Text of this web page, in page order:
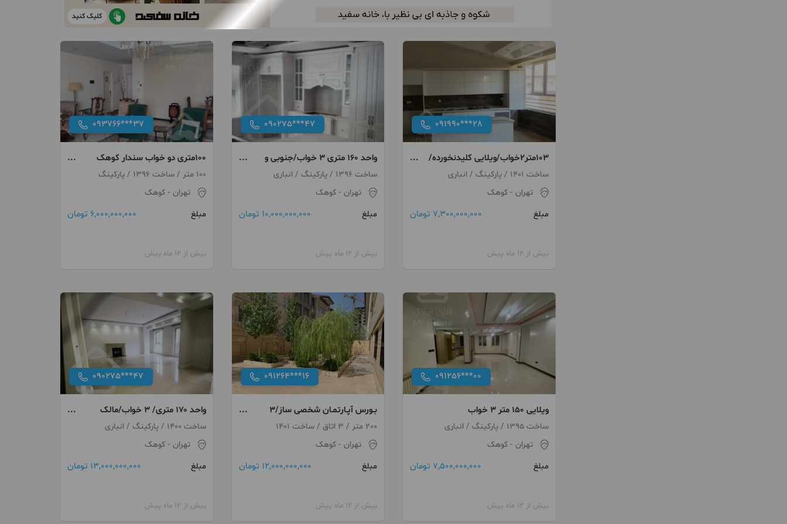
کلیک کنید
091990***28
۱۰۳متر۲خواب/ویلایی کلیدنخورده/
شخصی ساز/سند تک برگ
ساخت 1401 / پارکینگ / انباری
تهران - کوهک
مبلغ
7,300,000,000 تومان
بیش از 12 ماه پیش
090275***47
واحد ۱۶۰ متری ۳ خواب/جنوبی و
شمالی
ساخت 1396 / پارکینگ / انباری
تهران- کوهک
مبلغ
10,000,000,000 تومان
بیش از 12 ماه پیش
093766***37
100متری دو خواب سندار کوهک
شهرک راه آهن
100 متر / ساخت 1396 / پارکینگ
تهران - کوهک
مبلغ
6,000,000,000 تومان
بیش از 12 ماه پیش
091256***00
ویلایی ۱۵۰ متر ۳ خواب
ساخت 1395 / پارکینگ / انباری
تهران - کوهک
مبلغ
7,500,000,000 تومان
بیش از 12 ماه پیش
091264***16
بـورس آپـارتمـان شخصی ساز/3
طبقه/کوهک چیتگر
200 متر / 3 اتاق / ساخت 1401
تهران- کوهک
مبلغ
12,000,000,000 تومان
بیش از 12 ماه پیش
090275***47
واحد ۱۷۰ متری/ ۳ خواب/مالک
فروشنده واقعی
ساخت 1400 / پارکینگ / انباری
تهران - کوهک
مبلغ
13,000,000,000 تومان
بیش از 12 ماه پیش